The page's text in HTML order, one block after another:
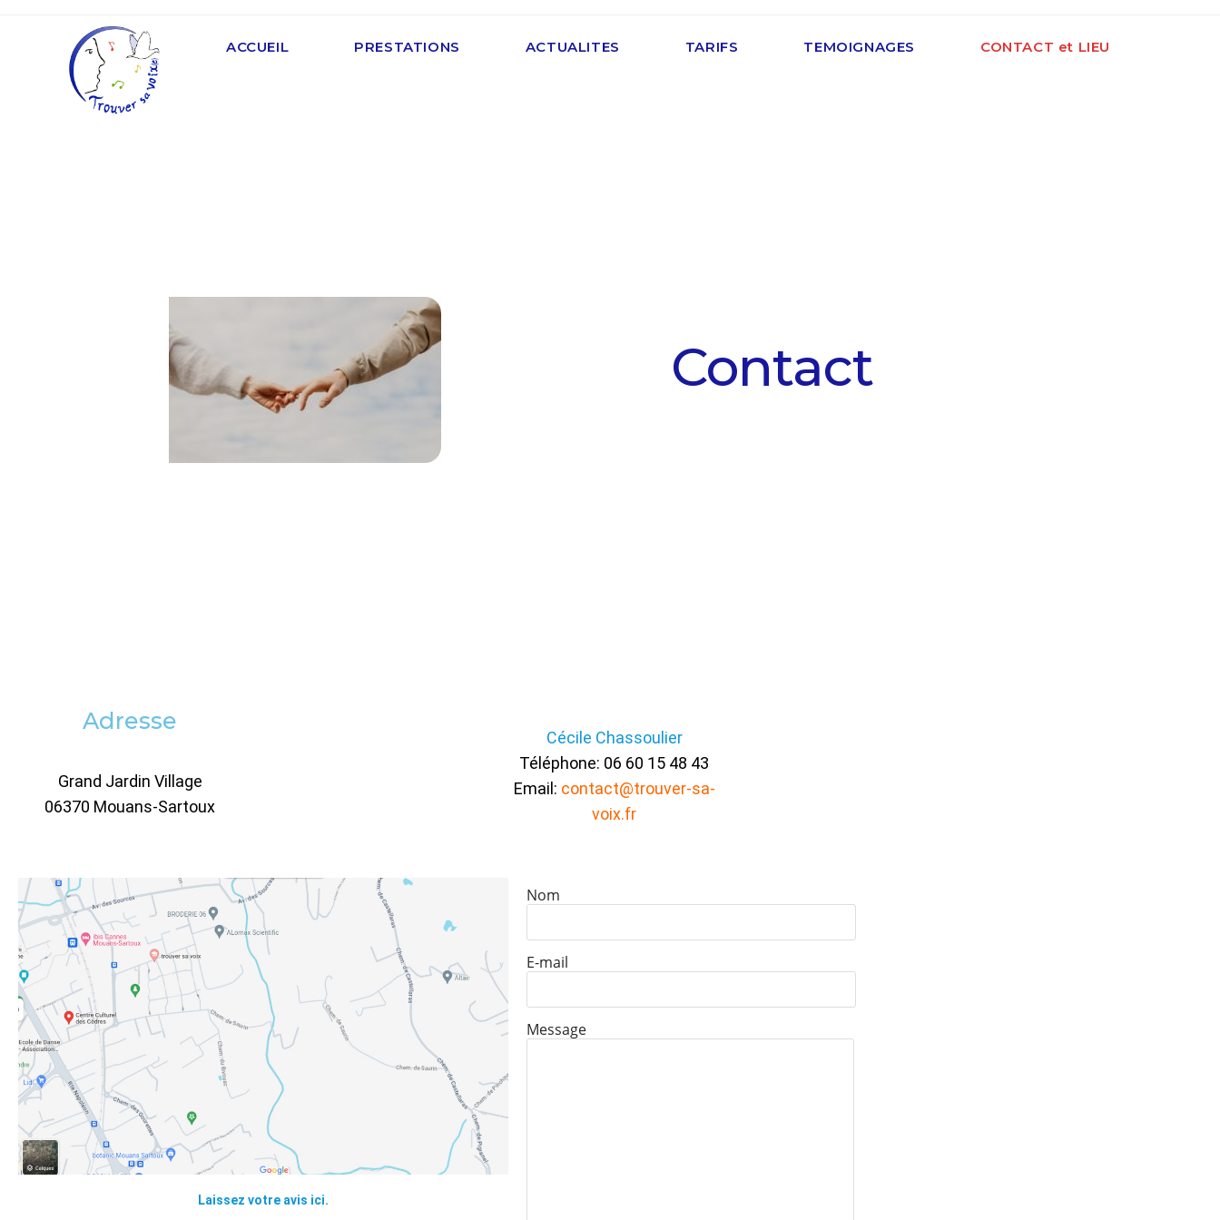
ACCUEIL PRESTATIONS ACTUALITES TARIFS TEMOIGNAGES CONTACT et LIEU
Contact
Adresse
Grand Jardin Village
06370 Mouans-Sartoux
Cécile Chassoulier
Téléphone: 06 60 15 48 43
Email: contact@trouver-sa-
voix.fr
Laissez votre avis ici.
Nom
E-mail
Message